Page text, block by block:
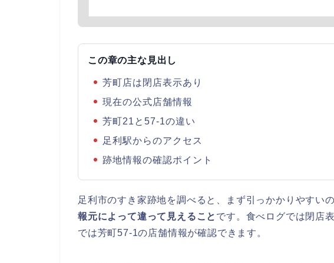
この章の主な見出し
芳町店は閉店表示あり
現在の公式店舗情報
芳町21と57-1の違い
足利駅からのアクセス
跡地情報の確認ポイント
足利市のすき家跡地を調べると、まず引っかかりやすい
報元によって違って見えること です。食べログでは閉店
では芳町57-1の店舗情報が確認できます。